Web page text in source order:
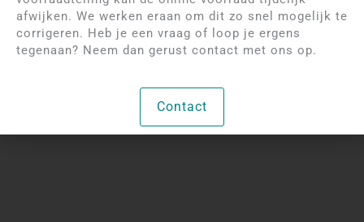
Per stuk Per stuk
afwijken. We werken eraan om dit zo snel mogelijk te
corrigeren. Heb je een vraag of loop je ergens
tegenaan? Neem dan gerust contact met ons op.
Contact